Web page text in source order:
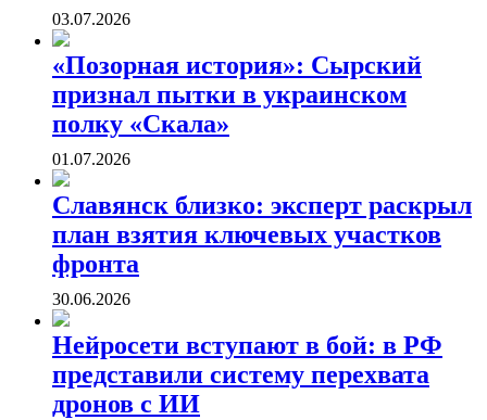
03.07.2026
«Позорная история»: Сырский
признал пытки в украинском
полку «Скала»
01.07.2026
Славянск близко: эксперт раскрыл
план взятия ключевых участков
фронта
30.06.2026
Нейросети вступают в бой: в РФ
представили систему перехвата
дронов с ИИ